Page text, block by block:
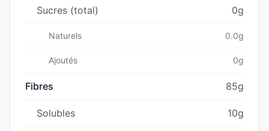
Sucres (total) 0g
Naturels 0.0g
Ajoutés 0g
Fibres 85g
Solubles 10g